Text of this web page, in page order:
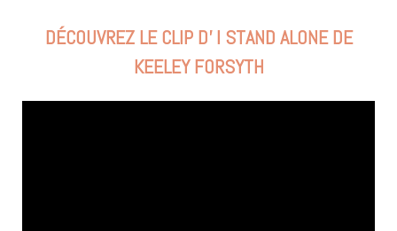
DÉCOUVREZ LE CLIP D’ I STAND ALONE DE
KEELEY FORSYTH